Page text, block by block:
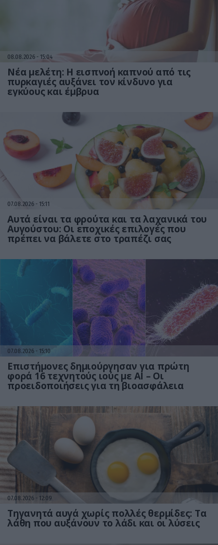
08.08.2026 15:04
Νέα μελέτη: Η εισπνοή καπνού από τις
πυρκαγιές αυξάνει τον κίνδυνο για
εγκύους και έμβρυα
07.08.2026 15:11
Αυτά είναι τα φρούτα και τα λαχανικά του
Αυγούστου: Οι εποχικές επιλογές που
πρέπει να βάλετε στο τραπέζι σας
07.08.2026 15:10
Επιστήμονες δημιούργησαν για πρώτη
φορά 16 τεχνητούς ιούς με AI – Οι
προειδοποιήσεις για τη βιοασφάλεια
07.08.2026 12:09
Τηγανητά αυγά χωρίς πολλές θερμίδες: Τα
λάθη που αυξάνουν το λάδι και οι λύσεις